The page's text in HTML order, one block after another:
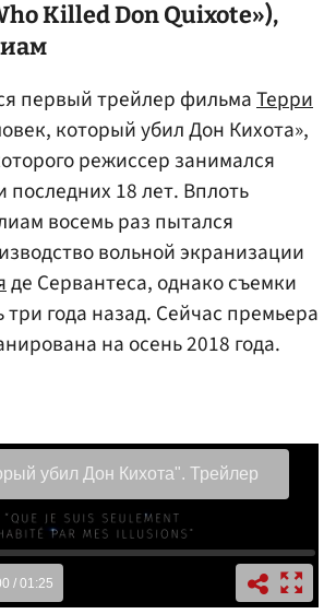
Killed Don Quixote»),
первый трейлер фильмаТерри
который убил Дон Кихота»,
режиссер занимался
18 лет. Вплоть
восемь раз пытался
вольной экранизации
де Сервантеса, однако съемки
года назад. Сейчас премьера
на осень 2018 года.